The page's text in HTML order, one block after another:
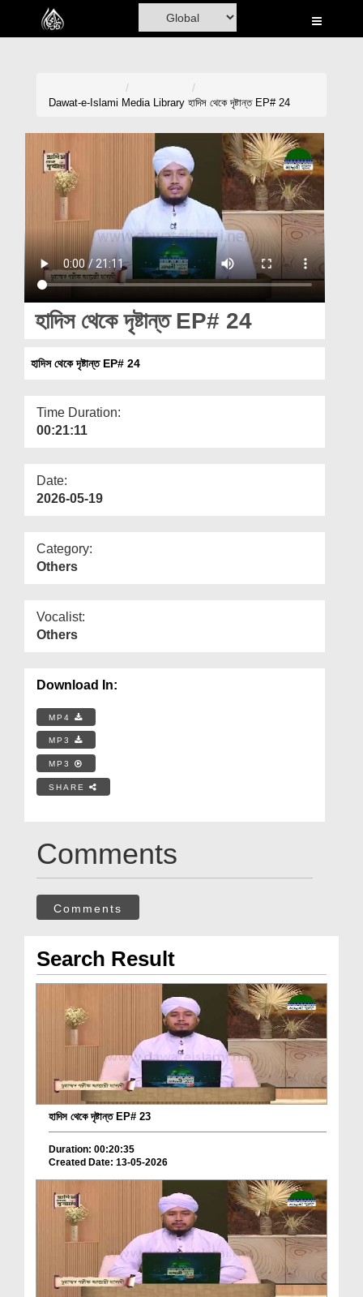
Home
Madani Channel
Volunteer Portal
Donation
Magazine
Departments
More
Dawat-e-Islami Media Library হাদিস থেকে দৃষ্টান্ত EP# 24
হাদিস থেকে দৃষ্টান্ত EP# 24
হাদিস থেকে দৃষ্টান্ত EP# 24
Time Duration:
00:21:11
Date:
2026-05-19
Category:
Others
Vocalist:
Others
Download In:
MP4
MP3
MP3
SHARE
Comments
Comments
Search Result
হাদিস থেকে দৃষ্টান্ত EP# 23
Duration: 00:20:35
Created Date: 13-05-2026